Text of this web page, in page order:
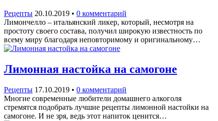
Рецепты 20.10.2019 • 0 комментарий
Лимончелло – итальянский ликер, который, несмотря на
простоту своего состава, получил широкую известность по
всему миру благодаря неповторимому и оригинальному…
Лимонная настойка на самогоне
Рецепты 17.10.2019 • 0 комментарий
Многие современные любители домашнего алкоголя
стремятся подобрать лучшие рецепты лимонной настойки на
самогоне. И не зря, ведь этот напиток ценится…